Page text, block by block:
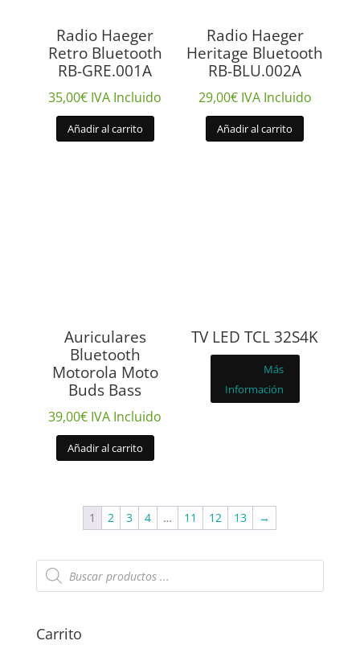
Radio Haeger
Retro Bluetooth
RB-GRE.001A
35,00€ IVA Incluido
Añadir al carrito
Radio Haeger
Heritage Bluetooth
RB-BLU.002A
29,00€ IVA Incluido
Añadir al carrito
Auriculares
Bluetooth
Motorola Moto
Buds Bass
39,00€ IVA Incluido
Añadir al carrito
TV LED TCL 32S4K
Más
Información
1 2 3 4 … 11 12 13 →
Búsqueda
de
productos
Carrito